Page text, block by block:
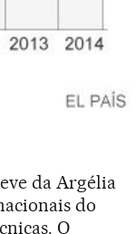
da Argélia
do
O